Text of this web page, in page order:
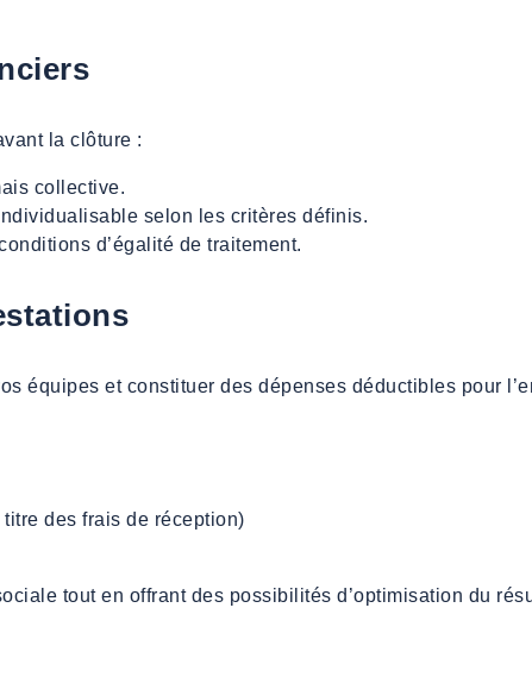
la clôture :
collective.
selon les critères définis.
d’égalité de traitement.
équipes et constituer des dépenses déductibles pour
des frais de réception)
tout en offrant des possibilités d’optimisation du